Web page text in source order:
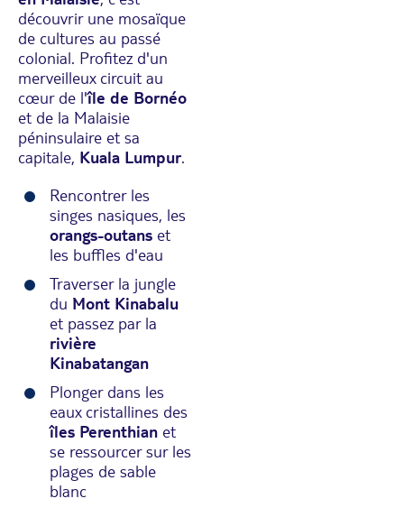
découvrir une mosaïque
de cultures au passé
colonial. Profitez d'un
merveilleux circuit au
cœur de l'île de Bornéo
et de la Malaisie
péninsulaire et sa
capitale, Kuala Lumpur.
Rencontrer les
singes nasiques, les
orangs-outans et
les buffles d'eau
Traverser la jungle
du Mont Kinabalu
et passez par la
rivière
Kinabatangan
Plonger dans les
eaux cristallines des
îles Perenthian et
se ressourcer sur les
plages de sable
blanc